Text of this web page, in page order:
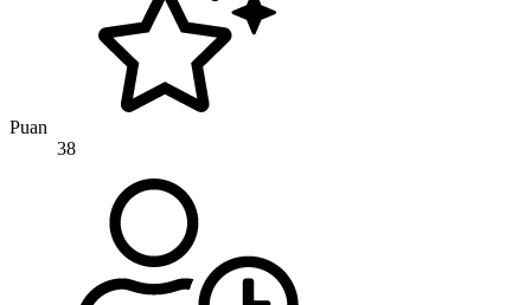
Puan
38